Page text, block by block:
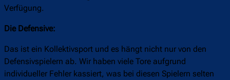
Verfügung.
Die Defensive:
Das ist ein Kollektivsport und es hängt nicht nur von den
Defensivspielern ab. Wir haben viele Tore aufgrund
individueller Fehler kassiert, was bei diesen Spielern selten